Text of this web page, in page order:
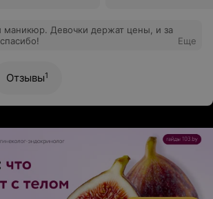
Девочки держат цены, и за
Еще
Отзывы1